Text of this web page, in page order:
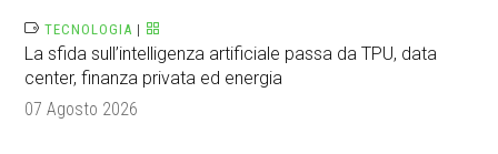
TECNOLOGIA |
La sfida sull’intelligenza artificiale passa da TPU, data
center, finanza privata ed energia
07 Agosto 2026